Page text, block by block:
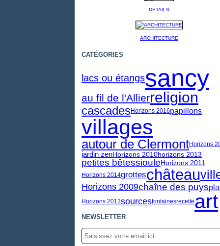
DETAILS
ARCHITECTURE
CATÉGORIES
lacs ou étangssancy
au fil de l'Allierreligion
cascadesHorizons 2016papillons
villages
autour de ClermontHorizons
jardin zenHorizons 2010horizons 2013
petites bêtessiouleHorizons 2011
Horizons 2014grotteschâteau
Horizons 2009chaîne des puys
Horizons 2012sourcesfontainesrecetteart
NEWSLETTER